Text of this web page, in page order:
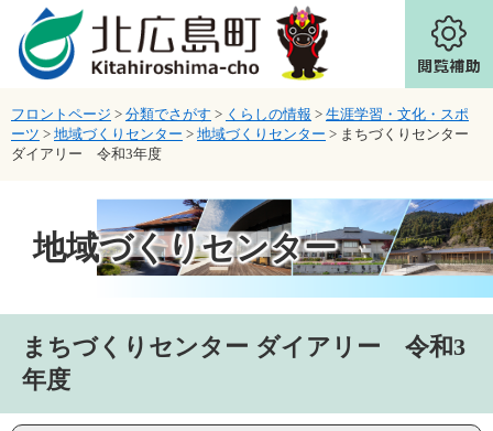
ページの先頭です。
メニューを飛ばして本文へ
フロントページ > 分類でさがす > くらしの情報 > 生涯学習・文化・スポ
ーツ > 地域づくりセンター > 地域づくりセンター > まちづくりセンター
ダイアリー 令和3年度
地域づくりセンター
まちづくりセンター ダイアリー 令和3
年度